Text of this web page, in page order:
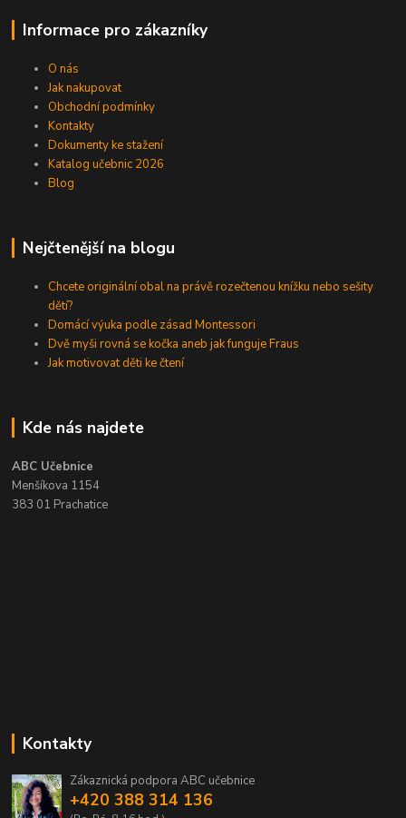
Informace pro zákazníky
O nás
Jak nakupovat
Obchodní podmínky
Kontakty
Dokumenty ke stažení
Katalog učebnic 2026
Blog
Nejčtenější na blogu
Chcete originální obal na právě rozečtenou knížku nebo sešity
dětí?
Domácí výuka podle zásad Montessori
Dvě myši rovná se kočka aneb jak funguje Fraus
Jak motivovat děti ke čtení
Kde nás najdete
ABC Učebnice
Menšíkova 1154
383 01 Prachatice
Kontakty
Zákaznická podpora ABC učebnice
+420 388 314 136